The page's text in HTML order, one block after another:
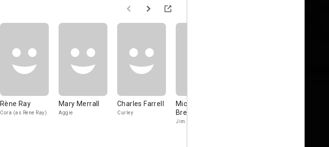
Rène Ray
Cora (as Rene Ray)
Mary Merrall
Aggie
Charles Farrell
Curley
Michael
Brennan
Jim